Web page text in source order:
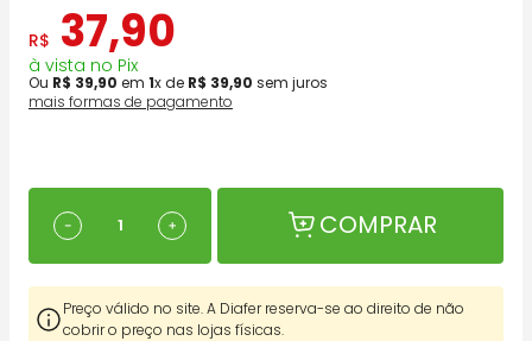
R$ 37,90
à vista no Pix
Ou R$ 39,90 em 1x de R$ 39,90 sem juros
mais formas de pagamento
＋
－ COMPRAR
Preço válido no site. A Diafer reserva-se ao direito de não
cobrir o preço nas lojas físicas.